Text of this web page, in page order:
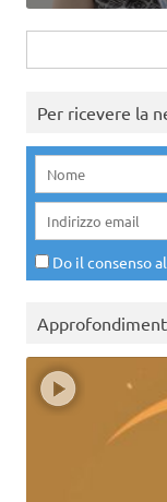
per:
Per ricevere la
Do il consenso